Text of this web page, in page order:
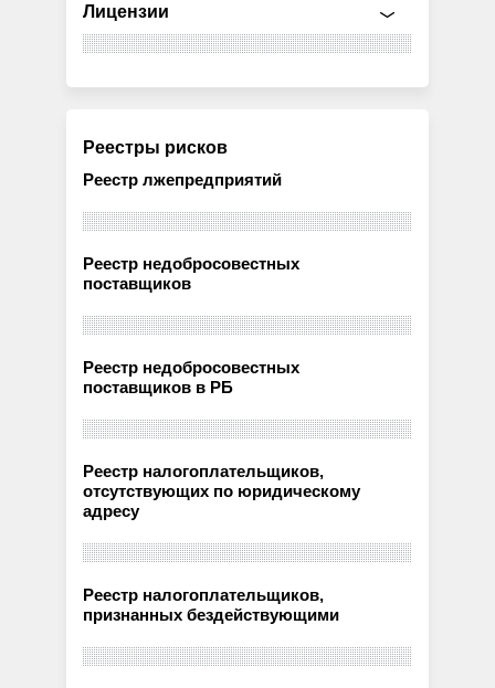
Лицензии
Реестры рисков
Реестр лжепредприятий
Реестр недобросовестных
поставщиков
Реестр недобросовестных
поставщиков в РБ
Реестр налогоплательщиков,
отсутствующих по юридическому
адресу
Реестр налогоплательщиков,
признанных бездействующими